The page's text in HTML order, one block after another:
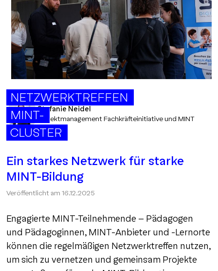
NETZWERKTREFFEN
MINT-
CLUSTER
Stefanie Neidel
Projektmanagement Fachkräfteinitiative und MINT
Ein starkes Netzwerk für starke
MINT-Bildung
Veröffentlicht am 16.12.2025
Engagierte MINT-Teilnehmende - Pädagogen
und Pädagoginnen, MINT-Anbieter und -Lernorte
können die regelmäßigen Netzwerktreffen nutzen,
um sich zu vernetzen und gemeinsam Projekte